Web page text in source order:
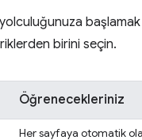
birini seçin.
Öğrenecekleriniz
Her sayfaya otomatik